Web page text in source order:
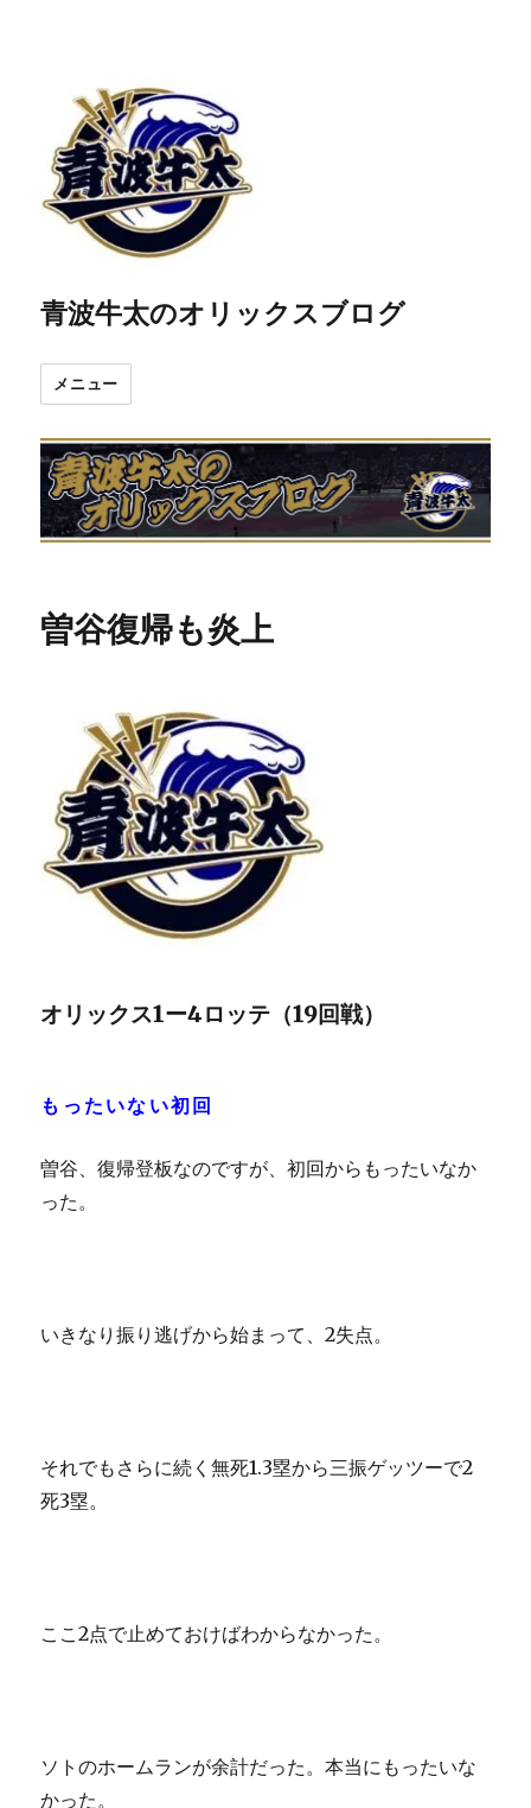
青波牛太のオリックスブログ
メニュー
曽谷復帰も炎上
オリックス1ー4ロッテ（19回戦）
もったいない初回
曽谷、復帰登板なのですが、初回からもったいなか
った。
いきなり振り逃げから始まって、2失点。
それでもさらに続く無死1.3塁から三振ゲッツーで2
死3塁。
ここ2点で止めておけばわからなかった。
ソトのホームランが余計だった。本当にもったいな
かった。